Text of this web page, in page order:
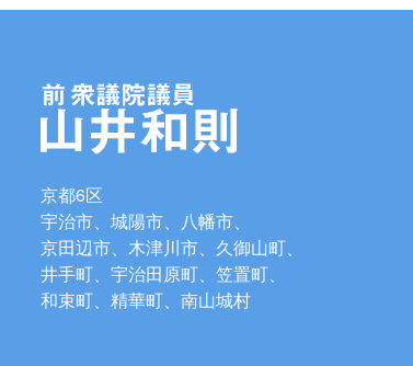
京都6区
宇治市、城陽市、八幡市、
京田辺市、木津川市、久御山町、
井手町、宇治田原町、笠置町、
和束町、精華町、南山城村